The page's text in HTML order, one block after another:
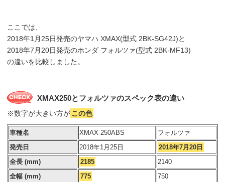
ここでは、
2018年1月25日発売のヤマハ XMAX(型式 2BK-SG42J)と
2018年7月20日発売のホンダ フォルツァ(型式 2BK-MF13)
の違いを比較しました。
XMAX250とフォルツァのスペック表の違い
※数字が大きい方がこの色
車種名 XMAX 250ABS
フォルツァ
発売日
2018年1月25日
2018年7月20日
全長 (mm)
2185
2140
全幅 (mm)
775
750